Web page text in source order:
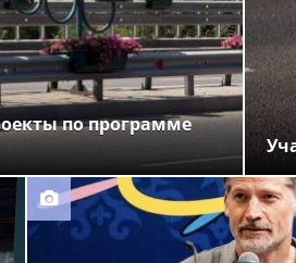
по программе